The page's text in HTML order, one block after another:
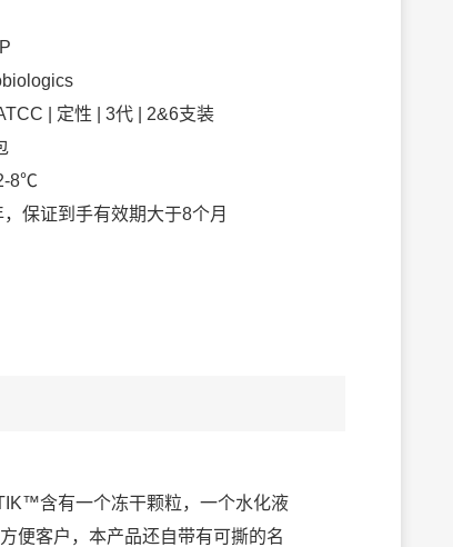
| 定性 | 3代 | 2&6支装
8℃
，保证到手有效期大于8个月
含有一个冻干颗粒，一个水化液
便客户，本产品还自带有可撕的名